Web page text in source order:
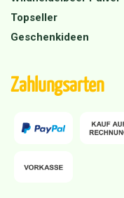
Topseller
Geschenkideen
Zahlungsarten